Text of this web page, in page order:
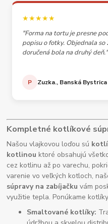
★★★★★
"Forma na tortu je presne
popisu o fotky. Objednala so
doručená bola na druhý deň."
P Zuzka., Banská Bystrica
Kompletné kotlíkové
Našou vlajkovou loďou sú
kotlinou ktoré obsahujú
cez kotlinu až po varechu,
varenie vo veľkých kotloch,
súpravy na zabíjačku vám
využitie tepla. Ponúkame
Smaltované kotlíky: